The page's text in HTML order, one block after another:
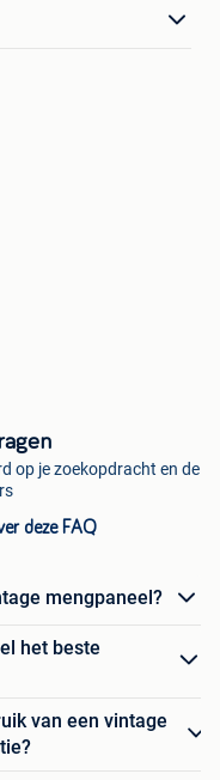
op je zoekopdracht en de
deze FAQ
mengpaneel?
het beste
van een vintage